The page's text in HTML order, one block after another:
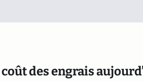
coût des engrais